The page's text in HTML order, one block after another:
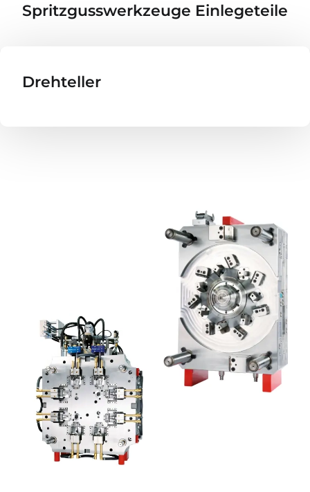
Spritzgusswerkzeuge Einlegeteile
Drehteller